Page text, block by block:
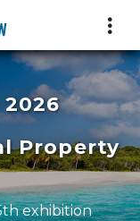
2026
Property
exhibition